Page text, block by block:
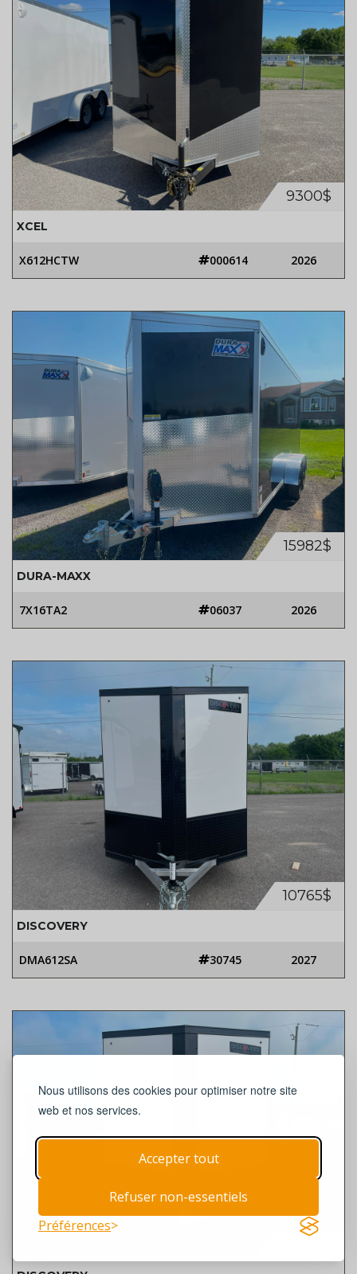
Nous utilisons des cookies pour optimiser notre site
web et nos services.
Accepter tout
Refuser non-essentiels
Préférences
9300$
XCEL
X612HCTW 000614 2026
15982$
DURA-MAXX
7X16TA2 06037 2026
10765$
DISCOVERY
DMA612SA 30745 2027